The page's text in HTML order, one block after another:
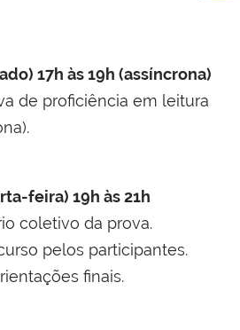
17h às 19h (assíncrona)
de proficiência em leitura
feira) 19h às 21h
coletivo da prova.
pelos participantes.
finais.